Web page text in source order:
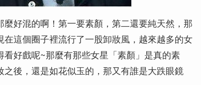
好混的啊！第一要素顏，第二還要純天然，那
這個圈子裡流行了一股卸妝風，越來越多的女
好戲呢~那麼有那些女星「素顏」是真的素
後，還是如花似玉的，那又有誰是大跌眼鏡